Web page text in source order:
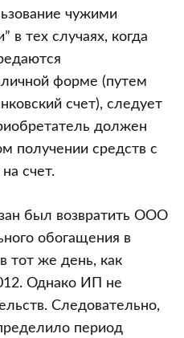
чужими
тех случаях, когда
форме (путем
счет), следует
должен
получении средств с
счет.
был возвратить ООО
обогащения в
тот же день, как
Однако ИП не
Следовательно,
период